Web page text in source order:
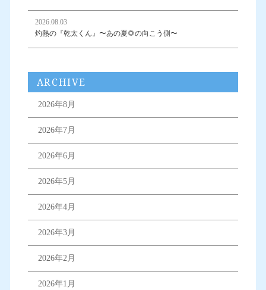
2026.08.03
灼熱の『乾太くん』〜あの夏🌻の向こう側〜
ARCHIVE
2026年8月
2026年7月
2026年6月
2026年5月
2026年4月
2026年3月
2026年2月
2026年1月